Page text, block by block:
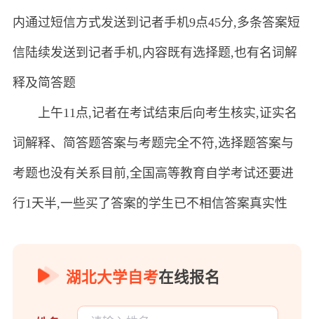
内通过短信方式发送到记者手机9点45分,多条答案短
信陆续发送到记者手机,内容既有选择题,也有名词解
释及简答题
上午11点,记者在考试结束后向考生核实,证实名
词解释、简答题答案与考题完全不符,选择题答案与
考题也没有关系目前,全国高等教育自学考试还要进
行1天半,一些买了答案的学生已不相信答案真实性
湖北大学自考在线报名